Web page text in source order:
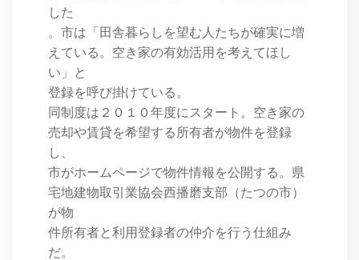
した
。市は「田舎暮らしを望む人たちが確実に増
えている。空き家の有効活用を考えてほし
い」と
登録を呼び掛けている。
同制度は２０１０年度にスタート。空き家の
売却や賃貸を希望する所有者が物件を登録
し、
市がホームページで物件情報を公開する。県
宅地建物取引業協会西播磨支部（たつの市）
が物
件所有者と利用登録者の仲介を行う仕組み
だ。